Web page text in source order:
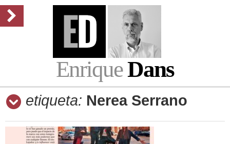
EnriqueDans
etiqueta: Nerea Serrano